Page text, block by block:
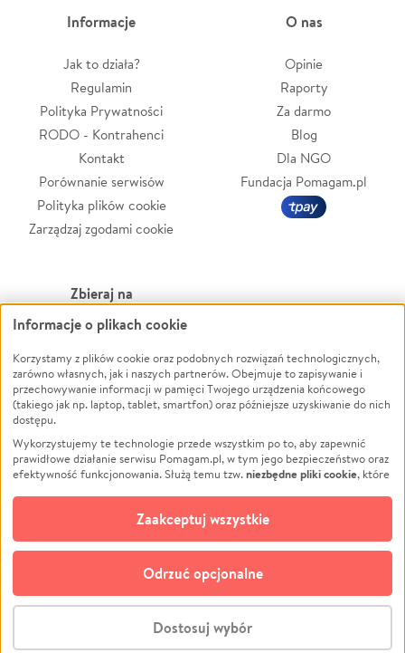
Informacje
Jak to działa?
Regulamin
Polityka Prywatności
RODO - Kontrahenci
Kontakt
Porównanie serwisów
Polityka plików cookie
Zarządzaj zgodami cookie
O nas
Opinie
Raporty
Za darmo
Blog
Dla NGO
Fundacja Pomagam.pl
Zbieraj na
Leczenie
Zwierzęta
Pożar
Ukraina
Pomoc Finansowa
Projekty
Pogrzeb
Społeczność lokalna
Kultura
Powódź
Wichura
NGO
Edukacja
Podróż
Impreza
Ochrona środowiska
Biznes
© CROWDING SP. Z O.O.
Informacje o plikach cookie
Korzystamy z plików cookie oraz podobnych rozwiązań technologicznych,
zarówno własnych, jak i naszych partnerów. Obejmuje to zapisywanie i
przechowywanie informacji w pamięci Twojego urządzenia końcowego
(takiego jak np. laptop, tablet, smartfon) oraz późniejsze uzyskiwanie do nich
dostępu.
Wykorzystujemy te technologie przede wszystkim po to, aby zapewnić
prawidłowe działanie serwisu Pomagam.pl, w tym jego bezpieczeństwo oraz
efektywność funkcjonowania. Służą temu tzw.niezbędne pliki cookie, które
opcjonalnych plików cookie
technologii do celów analitycznych i retargetingowych. Możesz wyrazić
zgodę na ich stosowanie lub jej odmówić. W dowolnym momencie masz
możliwość zmiany swoich preferencji na stronie „Zarządzaj zgodami cookie”,
do której link znajdziesz w stopce serwisu Pomagam.pl. Opcjonalne pliki
cookie wykorzystywane są w następujących celach:
działanie serwisu Pomagam.pl. Dzięki nim możemy zrozumieć, jak
użytkownicy korzystają z naszego serwisu – skąd trafiają do serwisu, jak
Dostosuj wybór
Odrzuć opcjonalne
Zaakceptuj wszystkie